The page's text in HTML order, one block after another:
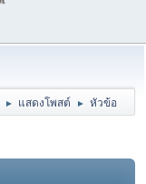
► แสดงโพสต์ ► หัวข้อ